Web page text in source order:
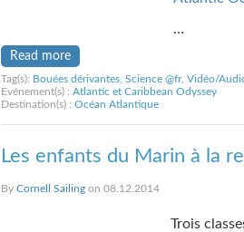
…
Read more
Tag(s): Bouées dérivantes, Science @fr, Vidéo/
Evénement(s) : Atlantic et Caribbean Odyssey
Destination(s) : Océan Atlantique
Les enfants du Marin à la
By Cornell Sailingon 08.12.2014
Trois